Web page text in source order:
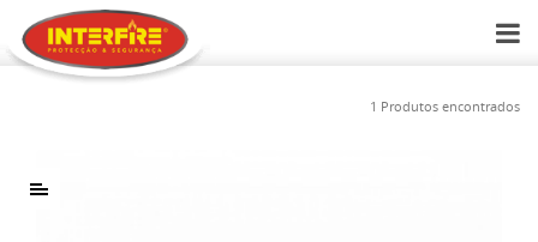
1 Produtos encontrados